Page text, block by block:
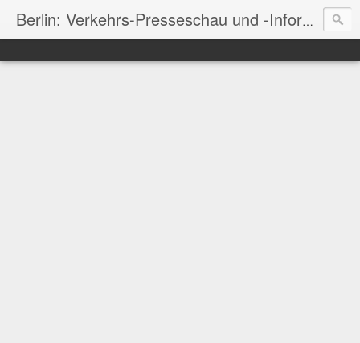
Berlin: Verkehrs-Presseschau und -Informationen
u.a. zu:Bahnverkehr,Bus,Flughäfen,S-Bahn,Straßenbahn